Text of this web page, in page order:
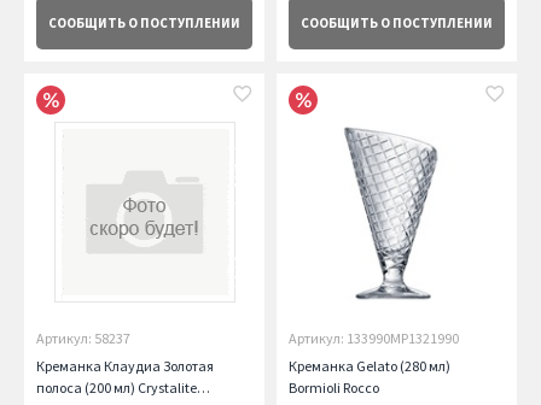
СООБЩИТЬ О ПОСТУПЛЕНИИ СООБЩИТЬ О ПОСТУПЛЕНИИ
Артикул: 58237
Креманка Клаудиа Золотая
полоса (200 мл) Crystalite
Артикул: 133990MP1321990
Креманка Gelato (280 мл)
Bormioli Rocco